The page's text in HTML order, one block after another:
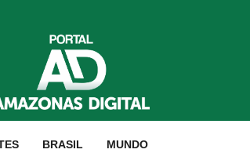
BRASIL MUNDO